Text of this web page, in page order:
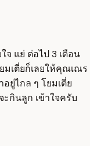
แย่ ต่อไป 3 เดือน
เตี่ยก็เลยให้คุณเณร
ยู่ไกล ๆ โยมเตี่ย
ะกินลูก เข้าใจครับ